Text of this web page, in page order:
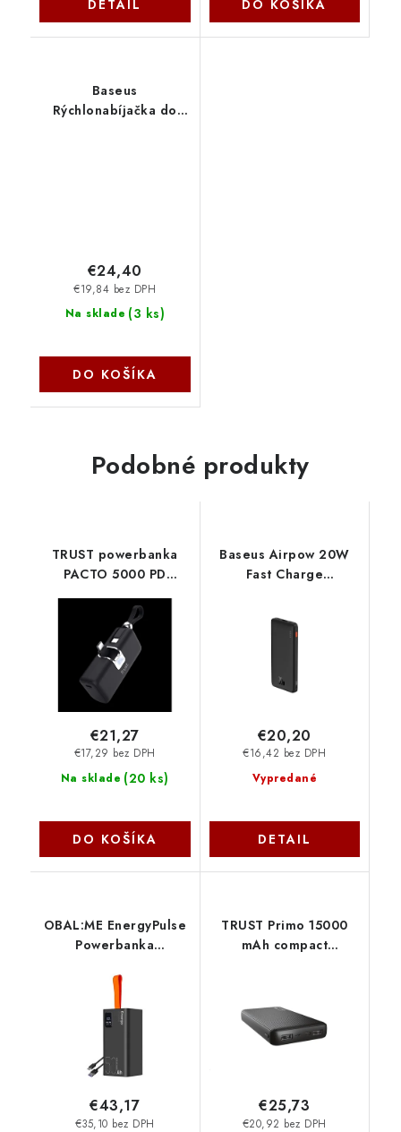
DETAIL DO KOŠÍKA
Baseus
Rýchlonabíjačka do
Na sklade (3 ks)
€19,84 bez DPH
€24,40
DO KOŠÍKA
Podobné produkty
TRUST powerbanka
PACTO 5000 PD
POCKET, černá 26104
Trust
Na sklade (20 ks)
€17,29 bez DPH
€21,27
DO KOŠÍKA
Baseus Airpow 20W
Fast Charge
Black 6932172626884
NoName
Vypredané
€16,42 bez DPH
€20,20
DETAIL
OBAL:ME EnergyPulse
Powerbanka
Black 8596311240676
€35,10 bez DPH
€43,17
TRUST Primo 15000
mAh compact
€20,92 bez DPH
€25,73